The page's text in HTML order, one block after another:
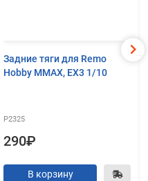
Задние тяги для Remo
Hobby MMAX, EX3 1/10
P2325
290₽
В корзину